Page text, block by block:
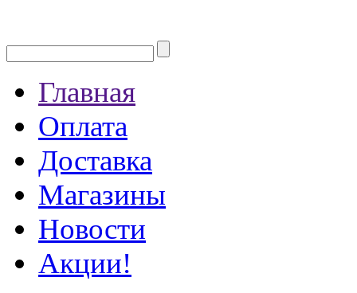
Главная
Оплата
Доставка
Магазины
Новости
Акции!